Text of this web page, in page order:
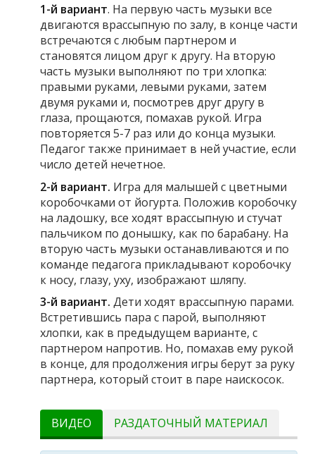
1-й вариант. На первую часть музыки все
двигаются врассыпную по залу, в конце части
встречаются с любым партнером и
становятся лицом друг к другу. На вторую
часть музыки выполняют по три хлопка:
правыми руками, левыми руками, затем
двумя руками и, посмотрев друг другу в
глаза, прощаются, помахав рукой. Игра
повторяется 5-7 раз или до конца музыки.
Педагог также принимает в ней участие, если
число детей нечетное.
2-й вариант. Игра для малышей с цветными
коробочками от йогурта. Положив коробочку
на ладошку, все ходят врассыпную и стучат
пальчиком по донышку, как по барабану. На
вторую часть музыки останавливаются и по
команде педагога прикладывают коробочку
к носу, глазу, уху, изображают шляпу.
3-й вариант. Дети ходят врассыпную парами.
Встретившись пара с парой, выполняют
хлопки, как в предыдущем варианте, с
партнером напротив. Но, помахав ему рукой
в конце, для продолжения игры берут за руку
партнера, который стоит в паре наискосок.
ВИДЕО РАЗДАТОЧНЫЙ МАТЕРИАЛ